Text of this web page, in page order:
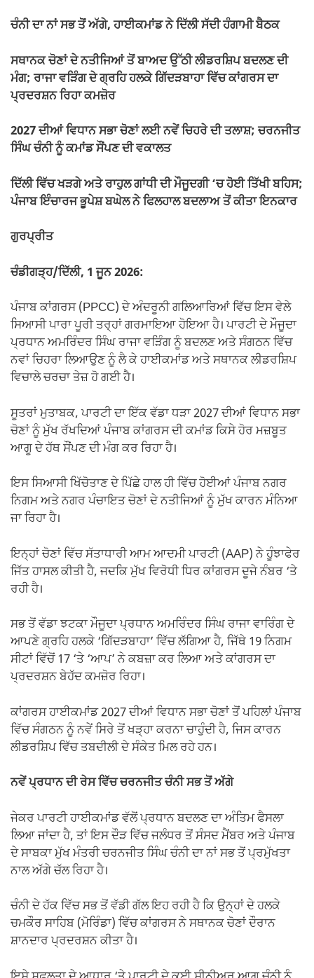
ਚੰਨੀ ਦਾ ਨਾਂ ਸਭ ਤੋਂ ਅੱਗੇ, ਹਾਈਕਮਾਂਡ ਨੇ ਦਿੱਲੀ ਸੱਦੀ ਹੰਗਾਮੀ ਬੈਠਕ
ਸਥਾਨਕ ਚੋਣਾਂ ਦੇ ਨਤੀਜਿਆਂ ਤੋਂ ਬਾਅਦ ਉੱਠੀ ਲੀਡਰਸ਼ਿਪ ਬਦਲਣ ਦੀ
ਮੰਗ; ਰਾਜਾ ਵੜਿੰਗ ਦੇ ਗ੍ਰਹਿ ਹਲਕੇ ਗਿੱਦੜਬਾਹਾ ਵਿੱਚ ਕਾਂਗਰਸ ਦਾ
ਪ੍ਰਦਰਸ਼ਨ ਰਿਹਾ ਕਮਜ਼ੋਰ
2027 ਦੀਆਂ ਵਿਧਾਨ ਸਭਾ ਚੋਣਾਂ ਲਈ ਨਵੇਂ ਚਿਹਰੇ ਦੀ ਤਲਾਸ਼; ਚਰਨਜੀਤ
ਸਿੰਘ ਚੰਨੀ ਨੂੰ ਕਮਾਂਡ ਸੌਂਪਣ ਦੀ ਵਕਾਲਤ
ਦਿੱਲੀ ਵਿੱਚ ਖੜਗੇ ਅਤੇ ਰਾਹੁਲ ਗਾਂਧੀ ਦੀ ਮੌਜੂਦਗੀ ‘ਚ ਹੋਈ ਤਿੱਖੀ ਬਹਿਸ;
ਪੰਜਾਬ ਇੰਚਾਰਜ ਭੂਪੇਸ਼ ਬਘੇਲ ਨੇ ਫਿਲਹਾਲ ਬਦਲਾਅ ਤੋਂ ਕੀਤਾ ਇਨਕਾਰ
ਗੁਰਪ੍ਰੀਤ
ਚੰਡੀਗੜ੍ਹ/ਦਿੱਲੀ, 1 ਜੂਨ 2026:
ਪੰਜਾਬ ਕਾਂਗਰਸ (PPCC) ਦੇ ਅੰਦਰੂਨੀ ਗਲਿਆਰਿਆਂ ਵਿੱਚ ਇਸ ਵੇਲੇ
ਸਿਆਸੀ ਪਾਰਾ ਪੂਰੀ ਤਰ੍ਹਾਂ ਗਰਮਾਇਆ ਹੋਇਆ ਹੈ। ਪਾਰਟੀ ਦੇ ਮੌਜੂਦਾ
ਪ੍ਰਧਾਨ ਅਮਰਿੰਦਰ ਸਿੰਘ ਰਾਜਾ ਵੜਿੰਗ ਨੂੰ ਬਦਲਣ ਅਤੇ ਸੰਗਠਨ ਵਿੱਚ
ਨਵਾਂ ਚਿਹਰਾ ਲਿਆਉਣ ਨੂੰ ਲੈ ਕੇ ਹਾਈਕਮਾਂਡ ਅਤੇ ਸਥਾਨਕ ਲੀਡਰਸ਼ਿਪ
ਵਿਚਾਲੇ ਚਰਚਾ ਤੇਜ਼ ਹੋ ਗਈ ਹੈ।
ਸੂਤਰਾਂ ਮੁਤਾਬਕ, ਪਾਰਟੀ ਦਾ ਇੱਕ ਵੱਡਾ ਧੜਾ 2027 ਦੀਆਂ ਵਿਧਾਨ ਸਭਾ
ਚੋਣਾਂ ਨੂੰ ਮੁੱਖ ਰੱਖਦਿਆਂ ਪੰਜਾਬ ਕਾਂਗਰਸ ਦੀ ਕਮਾਂਡ ਕਿਸੇ ਹੋਰ ਮਜ਼ਬੂਤ
ਆਗੂ ਦੇ ਹੱਥ ਸੌਂਪਣ ਦੀ ਮੰਗ ਕਰ ਰਿਹਾ ਹੈ।
ਇਸ ਸਿਆਸੀ ਖਿੱਚੋਤਾਣ ਦੇ ਪਿੱਛੇ ਹਾਲ ਹੀ ਵਿੱਚ ਹੋਈਆਂ ਪੰਜਾਬ ਨਗਰ
ਨਿਗਮ ਅਤੇ ਨਗਰ ਪੰਚਾਇਤ ਚੋਣਾਂ ਦੇ ਨਤੀਜਿਆਂ ਨੂੰ ਮੁੱਖ ਕਾਰਨ ਮੰਨਿਆ
ਜਾ ਰਿਹਾ ਹੈ।
ਇਨ੍ਹਾਂ ਚੋਣਾਂ ਵਿੱਚ ਸੱਤਾਧਾਰੀ ਆਮ ਆਦਮੀ ਪਾਰਟੀ (AAP) ਨੇ ਹੂੰਝਾਫੇਰ
ਜਿੱਤ ਹਾਸਲ ਕੀਤੀ ਹੈ, ਜਦਕਿ ਮੁੱਖ ਵਿਰੋਧੀ ਧਿਰ ਕਾਂਗਰਸ ਦੂਜੇ ਨੰਬਰ ‘ਤੇ
ਰਹੀ ਹੈ।
ਸਭ ਤੋਂ ਵੱਡਾ ਝਟਕਾ ਮੌਜੂਦਾ ਪ੍ਰਧਾਨ ਅਮਰਿੰਦਰ ਸਿੰਘ ਰਾਜਾ ਵਾਰਿੰਗ ਦੇ
ਆਪਣੇ ਗ੍ਰਹਿ ਹਲਕੇ ‘ਗਿੱਦੜਬਾਹਾ’ ਵਿੱਚ ਲੱਗਿਆ ਹੈ, ਜਿੱਥੇ 19 ਨਿਗਮ
ਸੀਟਾਂ ਵਿੱਚੋਂ 17 ‘ਤੇ ‘ਆਪ’ ਨੇ ਕਬਜ਼ਾ ਕਰ ਲਿਆ ਅਤੇ ਕਾਂਗਰਸ ਦਾ
ਪ੍ਰਦਰਸ਼ਨ ਬੇਹੱਦ ਕਮਜ਼ੋਰ ਰਿਹਾ।
ਕਾਂਗਰਸ ਹਾਈਕਮਾਂਡ 2027 ਦੀਆਂ ਵਿਧਾਨ ਸਭਾ ਚੋਣਾਂ ਤੋਂ ਪਹਿਲਾਂ ਪੰਜਾਬ
ਵਿੱਚ ਸੰਗਠਨ ਨੂੰ ਨਵੇਂ ਸਿਰੇ ਤੋਂ ਖੜ੍ਹਾ ਕਰਨਾ ਚਾਹੁੰਦੀ ਹੈ, ਜਿਸ ਕਾਰਨ
ਲੀਡਰਸ਼ਿਪ ਵਿੱਚ ਤਬਦੀਲੀ ਦੇ ਸੰਕੇਤ ਮਿਲ ਰਹੇ ਹਨ।
ਨਵੇਂ ਪ੍ਰਧਾਨ ਦੀ ਰੇਸ ਵਿੱਚ ਚਰਨਜੀਤ ਚੰਨੀ ਸਭ ਤੋਂ ਅੱਗੇ
ਜੇਕਰ ਪਾਰਟੀ ਹਾਈਕਮਾਂਡ ਵੱਲੋਂ ਪ੍ਰਧਾਨ ਬਦਲਣ ਦਾ ਅੰਤਿਮ ਫੈਸਲਾ
ਲਿਆ ਜਾਂਦਾ ਹੈ, ਤਾਂ ਇਸ ਦੌੜ ਵਿੱਚ ਜਲੰਧਰ ਤੋਂ ਸੰਸਦ ਮੈਂਬਰ ਅਤੇ ਪੰਜਾਬ
ਦੇ ਸਾਬਕਾ ਮੁੱਖ ਮੰਤਰੀ ਚਰਨਜੀਤ ਸਿੰਘ ਚੰਨੀ ਦਾ ਨਾਂ ਸਭ ਤੋਂ ਪ੍ਰਮੁੱਖਤਾ
ਨਾਲ ਅੱਗੇ ਚੱਲ ਰਿਹਾ ਹੈ।
ਚੰਨੀ ਦੇ ਹੱਕ ਵਿੱਚ ਸਭ ਤੋਂ ਵੱਡੀ ਗੱਲ ਇਹ ਰਹੀ ਹੈ ਕਿ ਉਨ੍ਹਾਂ ਦੇ ਹਲਕੇ
ਚਮਕੌਰ ਸਾਹਿਬ (ਮੋਰਿੰਡਾ) ਵਿੱਚ ਕਾਂਗਰਸ ਨੇ ਸਥਾਨਕ ਚੋਣਾਂ ਦੌਰਾਨ
ਸ਼ਾਨਦਾਰ ਪ੍ਰਦਰਸ਼ਨ ਕੀਤਾ ਹੈ।